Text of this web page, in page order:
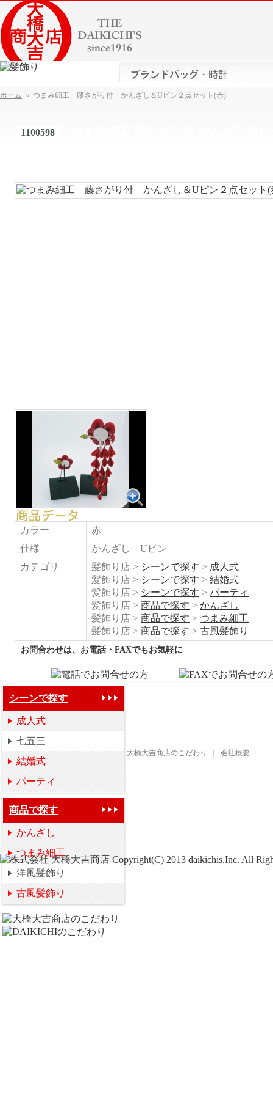
ホーム ＞ つまみ細工 藤さがり付 かんざし＆Uピン２点セット(赤)
1100598
カラー
赤
仕様
かんざし Uピン
カテゴリ
髪飾り店 > シーンで探す > 成人式
髪飾り店 > シーンで探す > 結婚式
髪飾り店 > シーンで探す > パーティ
髪飾り店 > 商品で探す > かんざし
髪飾り店 > 商品で探す > つまみ細工
髪飾り店 > 商品で探す > 古風髪飾り
お問合わせは、お電話・FAXでもお気軽に
シーンで探す
成人式
七五三
結婚式
パーティ
商品で探す
かんざし
つまみ細工
洋風髪飾り
古風髪飾り
大橋大吉商店のこだわり 会社概要